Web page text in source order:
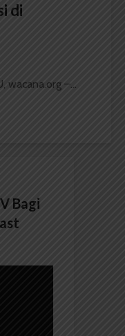
di
wacana.org –...
Bagi